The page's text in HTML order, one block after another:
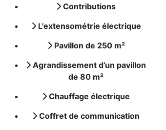
Contributions
L'extensométrie électrique
Pavillon de 250 m²
Agrandissement d’un pavillon
de 80 m²
Chauffage électrique
Coffret de communication